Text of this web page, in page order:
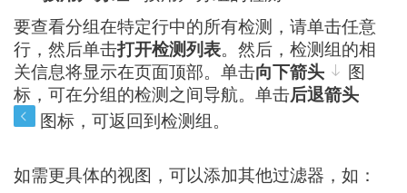
要查看分组在特定行中的所有检测，请单击任意
行，然后单击打开检测列表。然后，检测组的相
关信息将显示在页面顶部。单击向下箭头
图
标，可在分组的检测之间导航。单击后退箭头
图标，可返回到检测组。
如需更具体的视图，可以添加其他过滤器，如：